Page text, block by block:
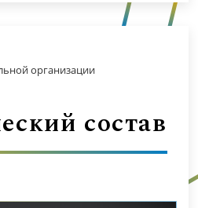
организации
состав